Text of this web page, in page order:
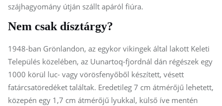
szájhagyomány útján szállt apáról fiúra.
Nem csak dísztárgy?
1948-ban Grönlandon, az egykor vikingek által lakott Keleti
Település közelében, az Uunartoq-fjordnál dán régészek egy
1000 körül luc- vagy vörösfenyőből készített, vésett
fatárcsatöredéket találtak. Eredetileg 7 cm átmérőjű lehetett,
közepén egy 1,7 cm átmérőjű lyukkal, külső íve mentén